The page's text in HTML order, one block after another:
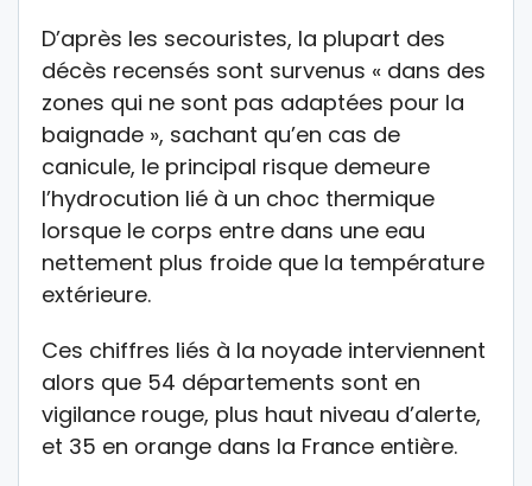
D’après les secouristes, la plupart des
décès recensés sont survenus « dans des
zones qui ne sont pas adaptées pour la
baignade », sachant qu’en cas de
canicule, le principal risque demeure
l’hydrocution lié à un choc thermique
lorsque le corps entre dans une eau
nettement plus froide que la température
extérieure.
Ces chiffres liés à la noyade interviennent
alors que 54 départements sont en
vigilance rouge, plus haut niveau d’alerte,
et 35 en orange dans la France entière.